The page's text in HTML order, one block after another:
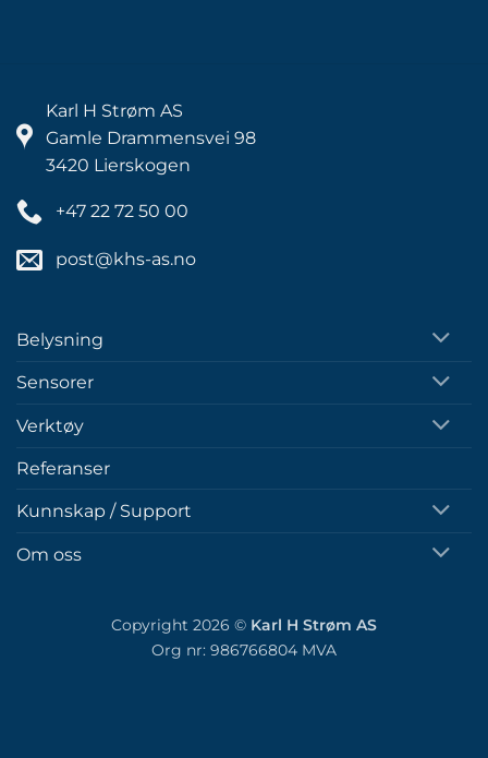
Karl H Strøm AS
Gamle Drammensvei 98
3420 Lierskogen
+47 22 72 50 00
post@khs-as.no
Belysning
Sensorer
Verktøy
Referanser
Kunnskap / Support
Om oss
Copyright 2026 © Karl H Strøm AS
Org nr: 986766804 MVA